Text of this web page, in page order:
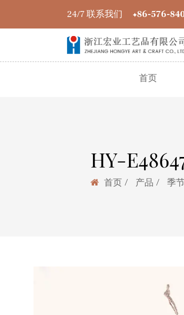
24/7 联系我们 +86-576-
首页
HY-
首页 / 产品 / 季